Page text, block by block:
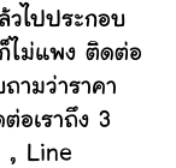
วไปประกอบ
ไม่แพง ติดต่อ
ามว่าราคา
อเราถึง 3
, Line